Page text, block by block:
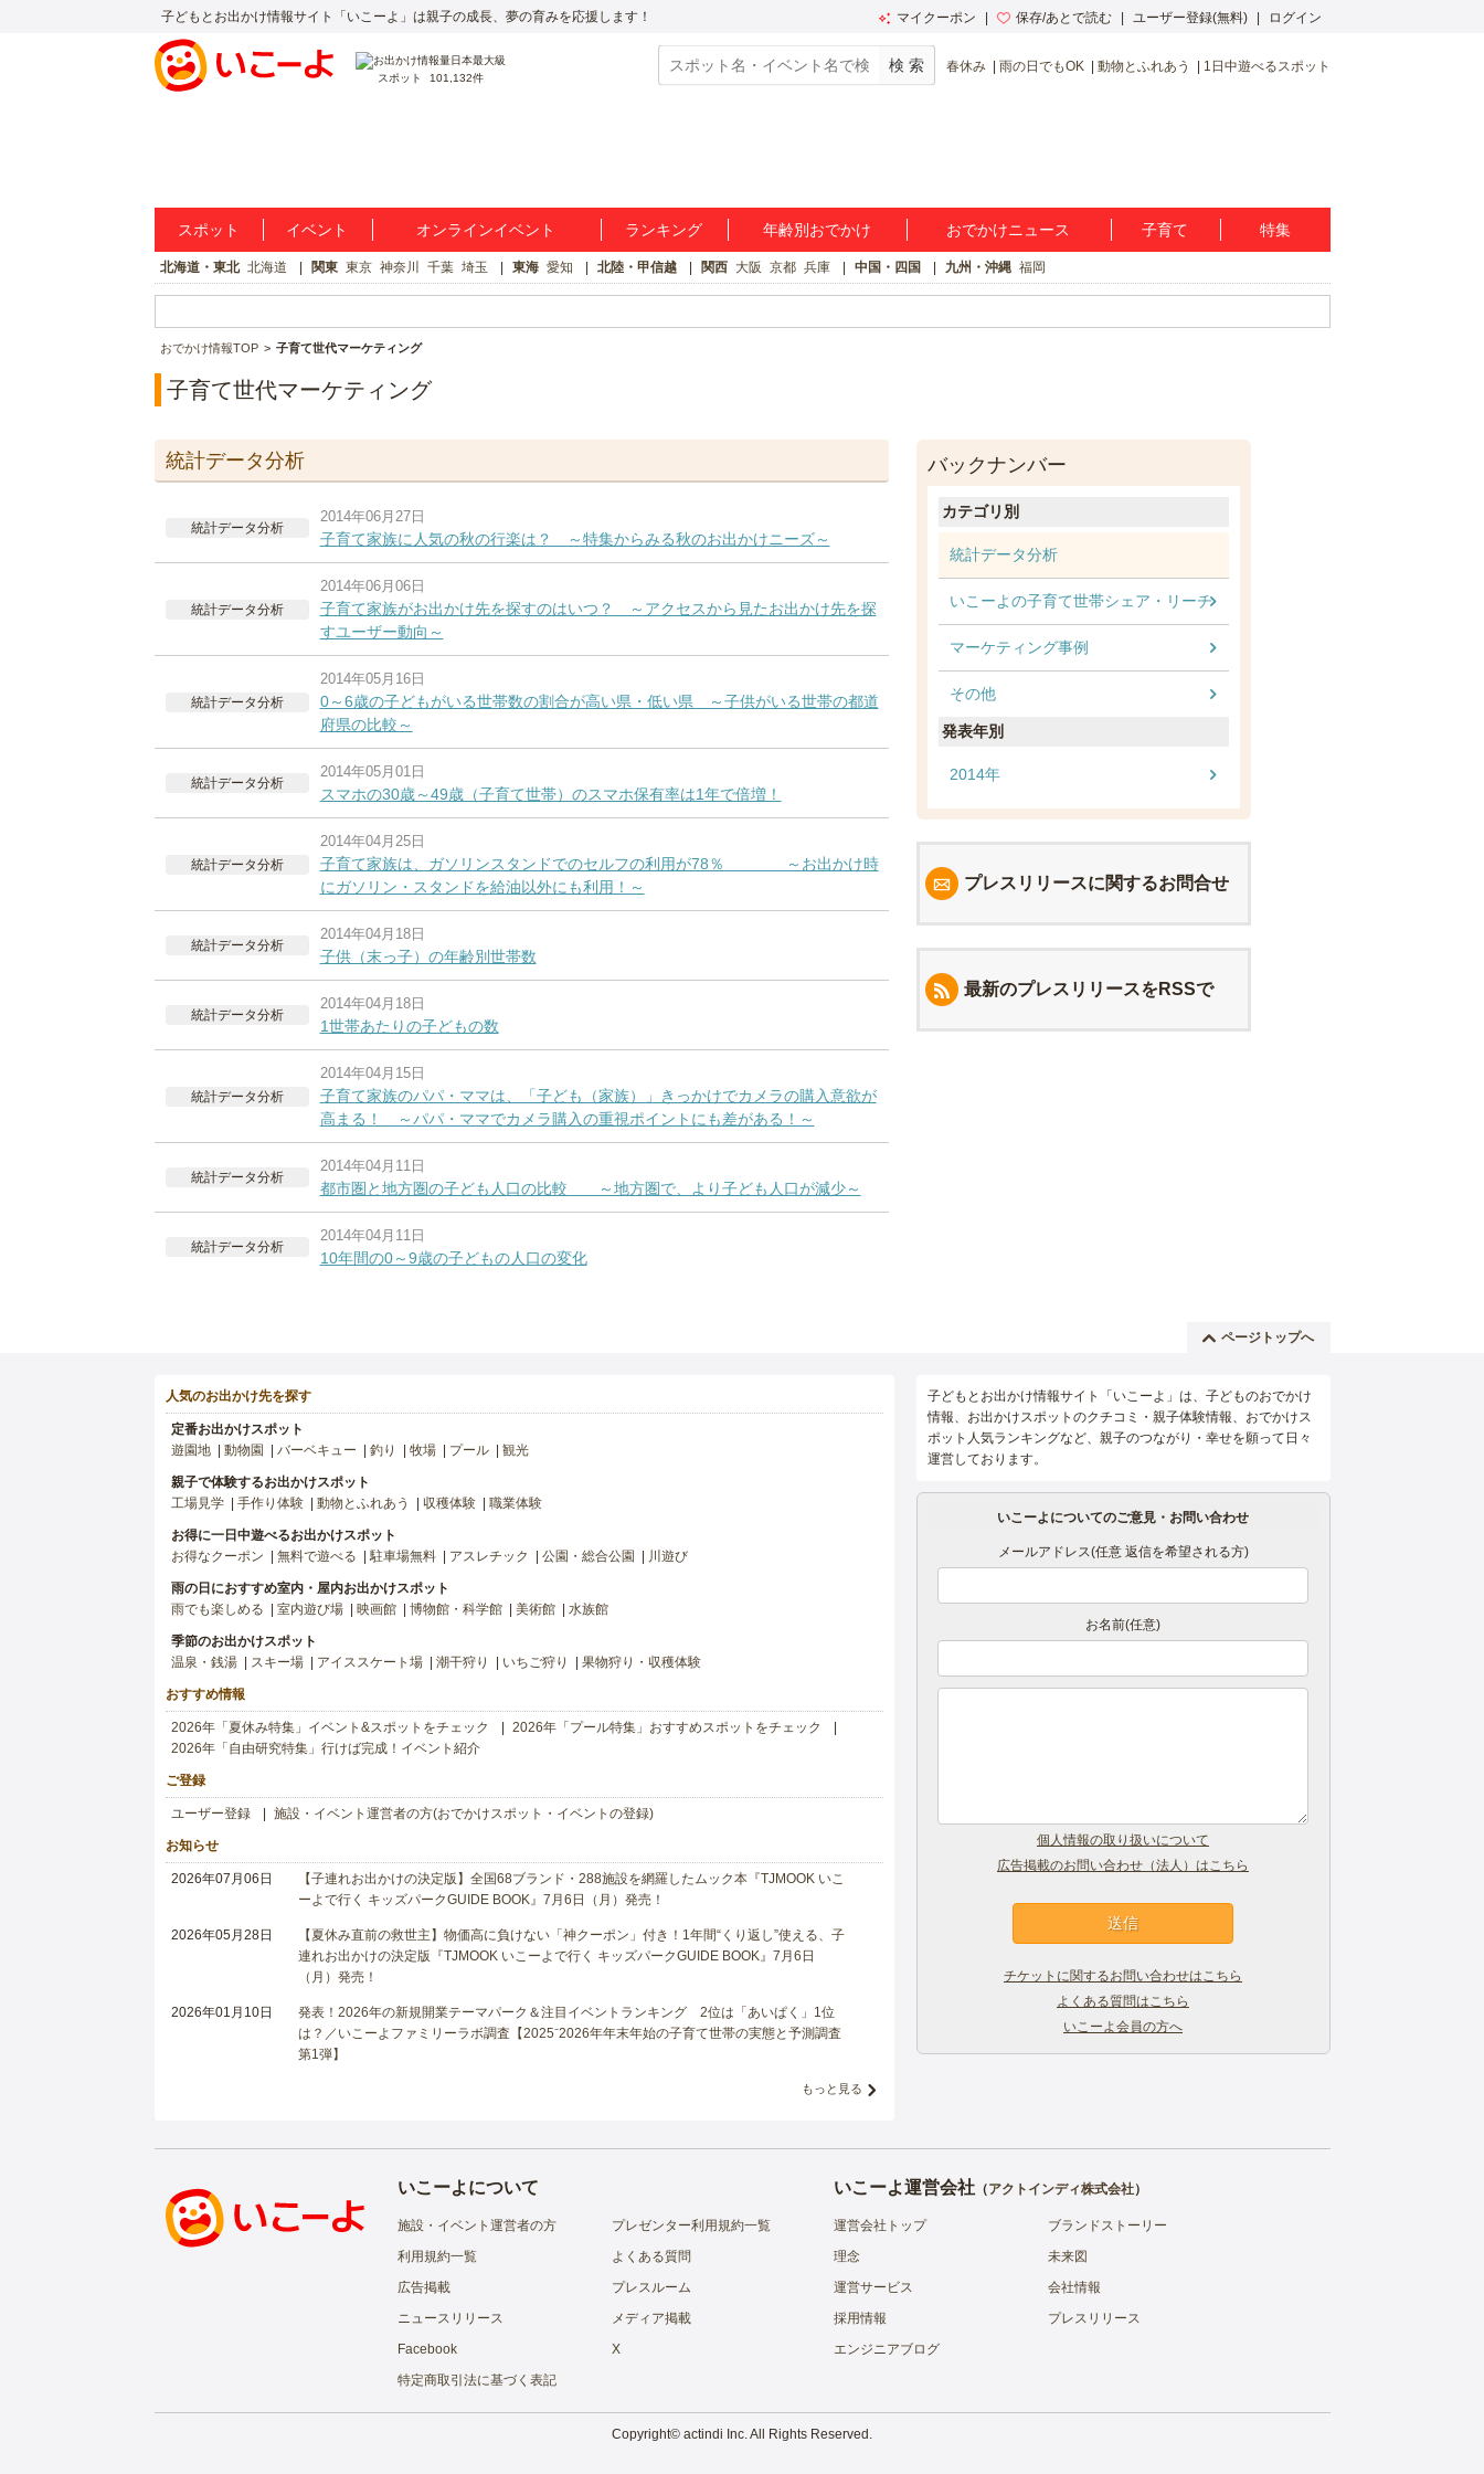
子どもとお出かけ情報サイト「いこーよ」は親子の成長、夢の育みを応援します！ マイクーポン 保存/あとで読む ユーザー登録(無料) ログイン
スポット 101,132件
春休み 雨の日でもOK 動物とふれあう 1日中遊べるスポット
スポット イベント オンラインイベント ランキング 年齢別おでかけ おでかけニュース 子育て 特集
北海道・東北 北海道 関東 東京 神奈川 千葉 埼玉 東海 愛知 北陸・甲信越 関西 大阪 京都 兵庫 中国・四国 九州・沖縄 福岡
おでかけ情報TOP 子育て世代マーケティング
子育て世代マーケティング
統計データ分析
統計データ分析
2014年06月27日
子育て家族に人気の秋の行楽は？ ～特集からみる秋のお出かけニーズ～
統計データ分析
2014年06月06日
子育て家族がお出かけ先を探すのはいつ？ ～アクセスから見たお出かけ先を探
すユーザー動向～
統計データ分析
2014年05月16日
0～6歳の子どもがいる世帯数の割合が高い県・低い県 ～子供がいる世帯の都道
府県の比較～
統計データ分析
2014年05月01日
スマホの30歳～49歳（子育て世帯）のスマホ保有率は1年で倍増！
統計データ分析
2014年04月25日
子育て家族は、ガソリンスタンドでのセルフの利用が78％ ～お出かけ時
にガソリン・スタンドを給油以外にも利用！～
統計データ分析
2014年04月18日
子供（末っ子）の年齢別世帯数
統計データ分析
2014年04月18日
1世帯あたりの子どもの数
統計データ分析
2014年04月15日
子育て家族のパパ・ママは、「子ども（家族）」きっかけでカメラの購入意欲が
高まる！ ～パパ・ママでカメラ購入の重視ポイントにも差がある！～
統計データ分析
2014年04月11日
都市圏と地方圏の子ども人口の比較 ～地方圏で、より子ども人口が減少～
統計データ分析
2014年04月11日
10年間の0～9歳の子どもの人口の変化
バックナンバー
カテゴリ別
統計データ分析
いこーよの子育て世帯シェア・リーチ
マーケティング事例
その他
発表年別
2014年
プレスリリースに関するお問合せ
最新のプレスリリースをRSSで
ページトップへ
人気のお出かけ先を探す
定番お出かけスポット
遊園地
動物園 バーベキュー 釣り 牧場 プール 観光
親子で体験するお出かけスポット
工場見学
手作り体験 動物とふれあう 収穫体験 職業体験
お得に一日中遊べるお出かけスポット
お得なクーポン
無料で遊べる 駐車場無料 アスレチック 公園・総合公園 川遊び
雨の日におすすめ室内・屋内お出かけスポット
雨でも楽しめる
室内遊び場 映画館 博物館・科学館 美術館 水族館
季節のお出かけスポット
温泉・銭湯
スキー場 アイススケート場 潮干狩り いちご狩り 果物狩り・収穫体験
おすすめ情報
2026年「夏休み特集」イベント&スポットをチェック
2026年「プール特集」おすすめスポットをチェック
2026年「自由研究特集」行けば完成！イベント紹介
ご登録
ユーザー登録 施設・イベント運営者の方(おでかけスポット・イベントの登録)
お知らせ
2026年07月06日
【子連れお出かけの決定版】全国68ブランド・288施設を網羅したムック本『TJMOOK いこ
ーよで行く キッズパークGUIDE BOOK』7月6日（月）発売！
2026年05月28日
【夏休み直前の救世主】物価高に負けない「神クーポン」付き！1年間“くり返し”使える、子
連れお出かけの決定版『TJMOOK いこーよで行く キッズパークGUIDE BOOK』7月6日
（月）発売！
2026年01月10日
発表！2026年の新規開業テーマパーク＆注目イベントランキング 2位は「あいぱく」1位
は？／いこーよファミリーラボ調査【2025⁻2026年年末年始の子育て世帯の実態と予測調査
第1弾】
もっと見る
子どもとお出かけ情報サイト「いこーよ」は、子どものおでかけ
情報、お出かけスポットのクチコミ・親子体験情報、おでかけス
ポット人気ランキングなど、親子のつながり・幸せを願って日々
運営しております。
いこーよについてのご意見・お問い合わせ
メールアドレス(任意 返信を希望される方)
お名前(任意)
個人情報の取り扱いについて
広告掲載のお問い合わせ（法人）はこちら
チケットに関するお問い合わせはこちら
よくある質問はこちら
いこーよ会員の方へ
いこーよについて
施設・イベント運営者の方
プレゼンター利用規約一覧
利用規約一覧
よくある質問
広告掲載
プレスルーム
ニュースリリース
メディア掲載
Facebook
X
特定商取引法に基づく表記
いこーよ運営会社（アクトインディ株式会社）
運営会社トップ
ブランドストーリー
理念
未来図
運営サービス
会社情報
採用情報
プレスリリース
エンジニアブログ
Copyright© actindi Inc. All Rights Reserved.